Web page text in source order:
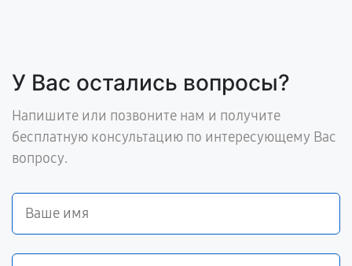
У Вас остались вопросы?
Напишите или позвоните нам и получите
бесплатную консультацию по интересующему Вас
вопросу.